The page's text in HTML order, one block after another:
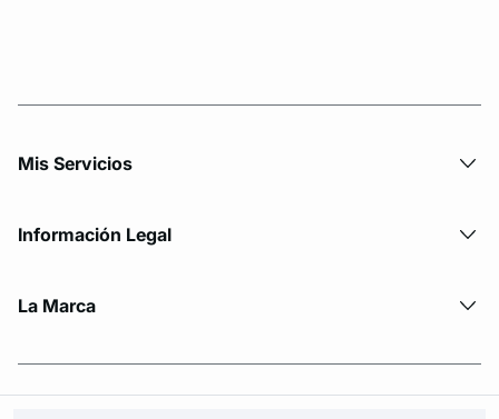
Mis Servicios
Información Legal
La Marca